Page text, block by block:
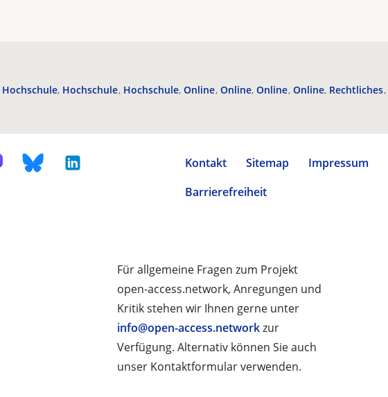
Hochschule Hochschule Hochschule Online Online Online Online Rechtliches
Kontakt Sitemap Impressum
Barrierefreiheit
Für allgemeine Fragen zum Projekt
open-access.network, Anregungen und
Kritik stehen wir Ihnen gerne unter
info@open-access.networkzur
Verfügung. Alternativ können Sie auch
unser Kontaktformular verwenden.